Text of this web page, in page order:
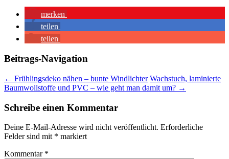
merken
teilen
teilen
Beitrags-Navigation
← Frühlingsdeko nähen – bunte Windlichter Wachstuch, laminierte
Baumwollstoffe und PVC – wie geht man damit um? →
Schreibe einen Kommentar
Deine E-Mail-Adresse wird nicht veröffentlicht. Erforderliche
Felder sind mit * markiert
Kommentar *